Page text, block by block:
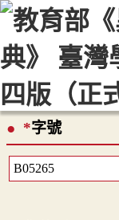
::: 最新消息 常
顯示
*字號